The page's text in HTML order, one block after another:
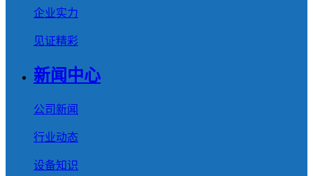
企业实力
见证精彩
新闻中心
公司新闻
行业动态
设备知识